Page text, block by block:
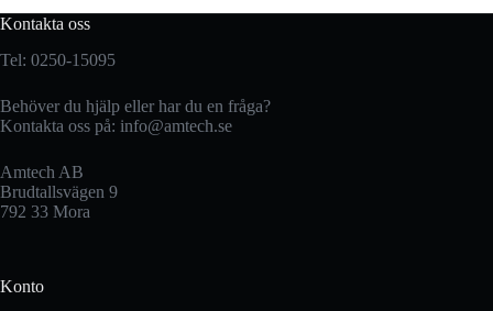
Kontakta oss
Tel: 0250-15095
Behöver du hjälp eller har du en fråga?
Kontakta oss på: info@amtech.se
Amtech AB
Brudtallsvägen 9
792 33 Mora
Konto